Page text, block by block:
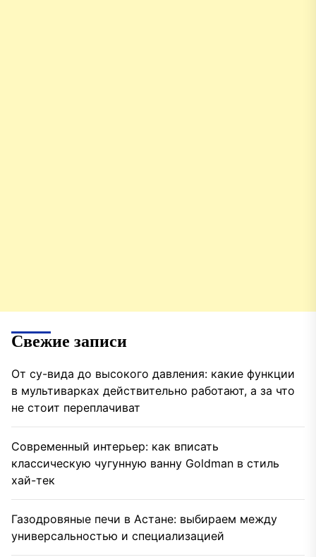
Свежие записи
От су-вида до высокого давления: какие функции
в мультиварках действительно работают, а за что
не стоит переплачиват
Современный интерьер: как вписать
классическую чугунную ванну Goldman в стиль
хай-тек
Газодровяные печи в Астане: выбираем между
универсальностью и специализацией